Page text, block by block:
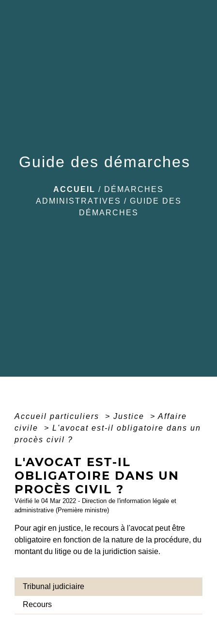
Guide des démarches
ACCUEIL / DÉMARCHES
ADMINISTRATIVES / GUIDE DES
DÉMARCHES
Accueil particuliers > Justice > Affaire
civile
> L'avocat est-il obligatoire dans un
procès civil ?
L'AVOCAT EST-IL
OBLIGATOIRE DANS UN
PROCÈS CIVIL ?
Vérifié le 04 Mar 2022 - Direction de l'information légale et
administrative (Première ministre)
Pour agir en justice, le recours à l'avocat peut être
obligatoire en fonction de la nature de la procédure, du
montant du litige ou de la juridiction saisie.
Tribunal judiciaire
Recours